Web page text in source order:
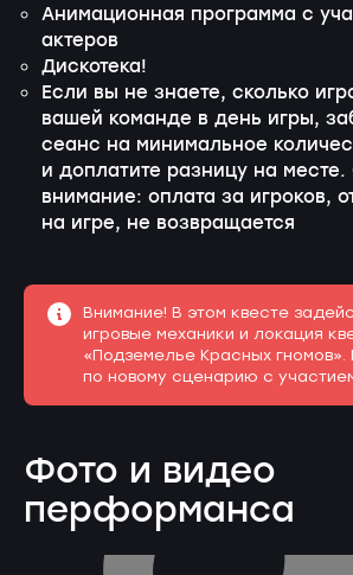
Анимационная программа с
актеров
Дискотека!
Если вы не знаете, сколько
вашей команде в день игры,
сеанс на минимальное
и доплатите разницу на месте.
внимание: оплата за игроков,
на игре, не возвращается
Внимание! В этом квесте
игровые механики и локация
«Подземелье Красных гномов».
по новому сценарию с
Фото и видео
перформанса